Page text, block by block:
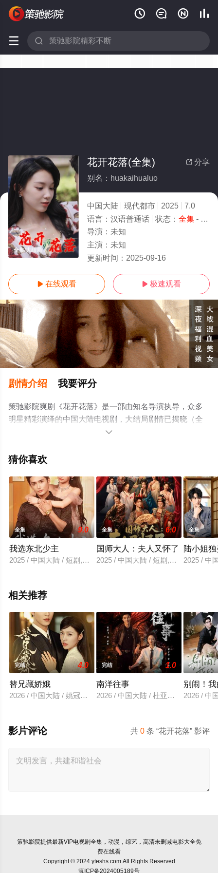
   
 
全集/大结局
 分享
花开花落(全集)
别名：huakaihualuo
中国大陆 现代都市 2025
7.0
语言： 汉语普通话 状态： 全集- 免费在线观看
导演： 未知
主演： 未知
更新时间： 2025-09-16
 在线观看  极速观看
剧情介绍 我要评分
策驰影院爽剧《花开花落》是一部由知名导演执导，众多
明星精彩演绎的中国大陆电视剧，大结局剧情已揭晓（全
集），手机免费观看高清无删减完整版电视剧全集就上策
剧情网等平台了解。

猜你喜欢
全集 9.0
我选东北少主
2025 / 中国大陆 / 短剧,女频恋爱
全集 6.0
国师大人：夫人又怀了
2025 / 中国大陆 / 短剧,年代穿越
全集
陆小姐
2025 / 中
相关推荐
完结 4.0
替兄藏娇娥
2026 / 中国大陆 / 姚冠宇＆袁雨涵
完结 1.0
南洋往事
2026 / 中国大陆 / 杜亚飞＆高子怡
完结
别闹！
2026 / 中
共0 条 “花开花落” 影评
影片评论
策驰影院提供最新VIP电视剧全集，动漫，综艺，高清未删减电影大全免
费在线看
Copyright © 2024 yteshs.com All Rights Reserved
滇ICP备2024005189号